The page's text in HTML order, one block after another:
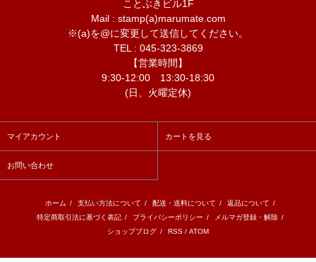
ことぶきビル1F
Mail : stamp(a)marumate.com
※(a)を@に変更して送信してください。
TEL : 045-323-3869
【営業時間】
9:30-12:00 13:30-18:30
(日、火曜定休)
マイアカウント カートを見る
お問い合わせ
ホーム / 支払い方法について / 配送・送料について / 返品について /
特定商取引法に基づく表記 / プライバシーポリシー / メルマガ登録・解除 /
ショップブログ / RSS / ATOM